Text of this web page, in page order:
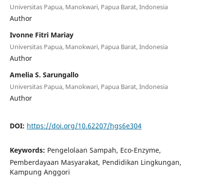
Universitas Papua, Manokwari, Papua Barat, Indonesia
Author
Ivonne Fitri Mariay
Universitas Papua, Manokwari, Papua Barat, Indonesia
Author
Amelia S. Sarungallo
Universitas Papua, Manokwari, Papua Barat, Indonesia
Author
DOI: https://doi.org/10.62207/hgs6e304
Keywords: Pengelolaan Sampah, Eco-Enzyme,
Pemberdayaan Masyarakat, Pendidikan Lingkungan,
Kampung Anggori